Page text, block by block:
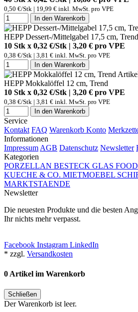
0,50 €/Stk | 19,99 € inkl. MwSt. pro VPE
In den Warenkorb
HEPP Dessert-/Mittelgabel 17,5 cm, Trend
10 Stk x 0,32 €/Stk | 3,20 € pro VPE
0,38 €/Stk | 3,81 € inkl. MwSt. pro VPE
In den Warenkorb
HEPP Mokkalöffel 12 cm, Trend
10 Stk x 0,32 €/Stk | 3,20 € pro VPE
0,38 €/Stk | 3,81 € inkl. MwSt. pro VPE
In den Warenkorb
Service
Kontakt FAQ Warenkorb Konto
Informationen
Impressum AGB Datenschutz Newsletter
Kategorien
PORZELLAN BESTECK GLAS
KUECHE & CO. MIETMOEBEL
MARKTSTAENDE
Newsletter
Die neuesten Produkte und die besten
Ihr nichts mehr verpasst.
Facebook Instagram LinkedIn
* zzgl. Versandkosten
0 Artikel im Warenkorb
Schließen
Der Warenkorb ist leer.